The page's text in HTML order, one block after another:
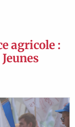
agricole :